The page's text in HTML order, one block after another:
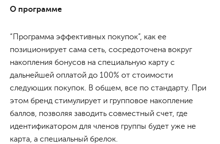
О программе
“Программа эффективных покупок”, как ее
позиционирует сама сеть, сосредоточена вокруг
накопления бонусов на специальную карту с
дальнейшей оплатой до 100% от стоимости
следующих покупок. В общем, все по стандарту. При
этом бренд стимулирует и групповое накопление
баллов, позволяя заводить совместный счет, где
идентификатором для членов группы будет уже не
карта, а специальный брелок.